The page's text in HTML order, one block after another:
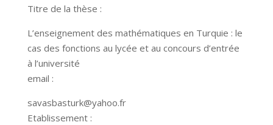
Titre de la thèse :
L’enseignement des mathématiques en Turquie : le
cas des fonctions au lycée et au concours d’entrée
à l’université
email :
savasbasturk@yahoo.fr
Etablissement :